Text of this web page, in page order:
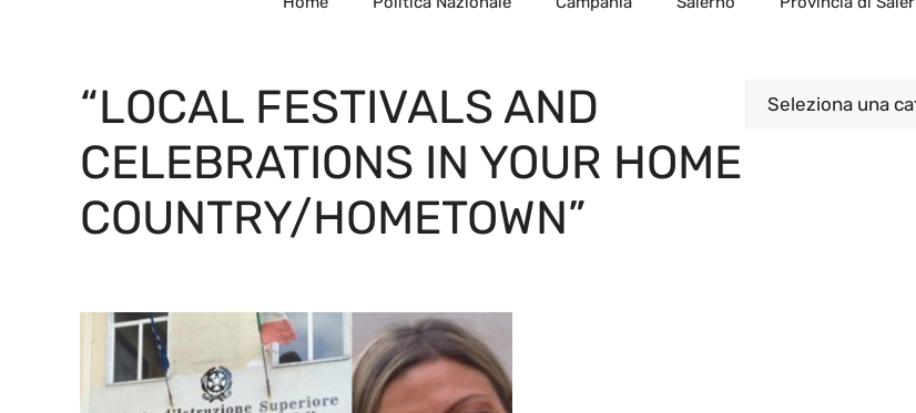
“LOCAL FESTIVALS AND
CELEBRATIONS IN YOUR HOME
COUNTRY/HOMETOWN”
Categorie